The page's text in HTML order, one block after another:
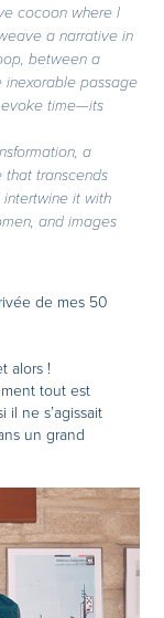
cocoon where I
a narrative in
between a
inexorable passage
evoke time—its
a
that transcends
intertwine it with
and images
de mes 50
alors !
tout est
ne s’agissait
un grand